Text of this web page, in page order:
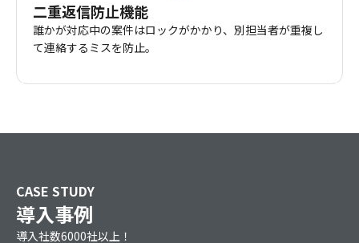
二重返信防止機能
誰かが対応中の案件はロックがかかり、別担当者が重複し
て連絡するミスを防止。
CASE STUDY
導入事例
導入社数6000社以上！